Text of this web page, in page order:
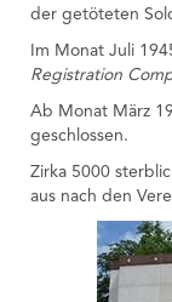
der getöteten
Im Monat Juli
Registration
Ab Monat März
geschlossen.
Zirka 5000
aus nach den